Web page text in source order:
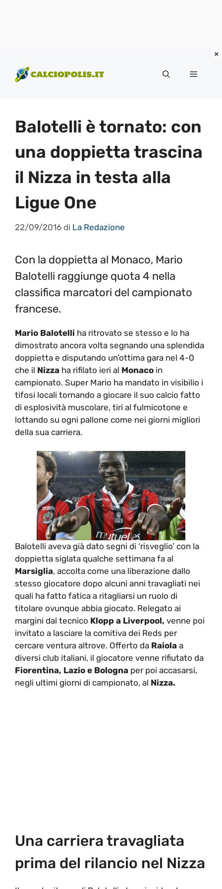
contenuto
Menu
Balotelli è tornato: con
una doppietta trascina
il Nizza in testa alla
Ligue One
22/09/2016 di La Redazione
Con la doppietta al Monaco, Mario
Balotelli raggiunge quota 4 nella
classifica marcatori del campionato
francese.
Mario Balotelli ha ritrovato se stesso e lo ha
dimostrato ancora volta segnando una splendida
doppietta e disputando un’ottima gara nel 4-0
che il Nizza ha rifilato ieri al Monaco in
campionato. Super Mario ha mandato in visibilio i
tifosi locali tornando a giocare il suo calcio fatto
di esplosività muscolare, tiri al fulmicotone e
lottando su ogni pallone come nei giorni migliori
della sua carriera.
Balotelli aveva già dato segni di ‘risveglio’ con la
doppietta siglata qualche settimana fa al
Marsiglia, accolta come una liberazione dallo
stesso giocatore dopo alcuni anni travagliati nei
quali ha fatto fatica a ritagliarsi un ruolo di
titolare ovunque abbia giocato. Relegato ai
margini dal tecnico Klopp a Liverpool, venne poi
invitato a lasciare la comitiva dei Reds per
cercare ventura altrove. Offerto da Raiola a
diversi club italiani, il giocatore venne rifiutato da
Fiorentina, Lazio e Bologna per poi accasarsi,
negli ultimi giorni di campionato, al Nizza.
Una carriera travagliata
prima del rilancio nel Nizza